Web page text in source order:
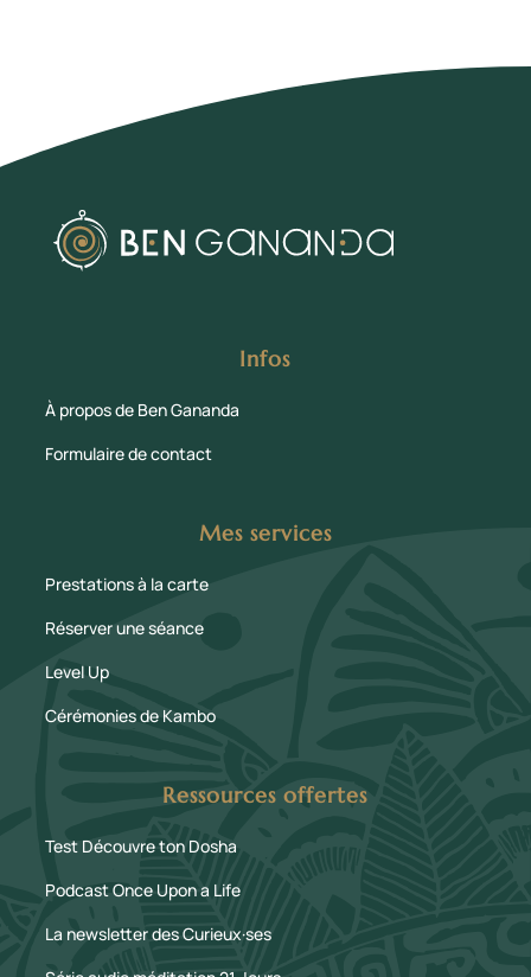
Infos
À propos de Ben Gananda
Formulaire de contact
Mes services
Prestations à la carte
Réserver une séance
Level Up
Cérémonies de Kambo
Ressources offertes
Test Découvre ton Dosha
Podcast Once Upon a Life
La newsletter des Curieux·ses